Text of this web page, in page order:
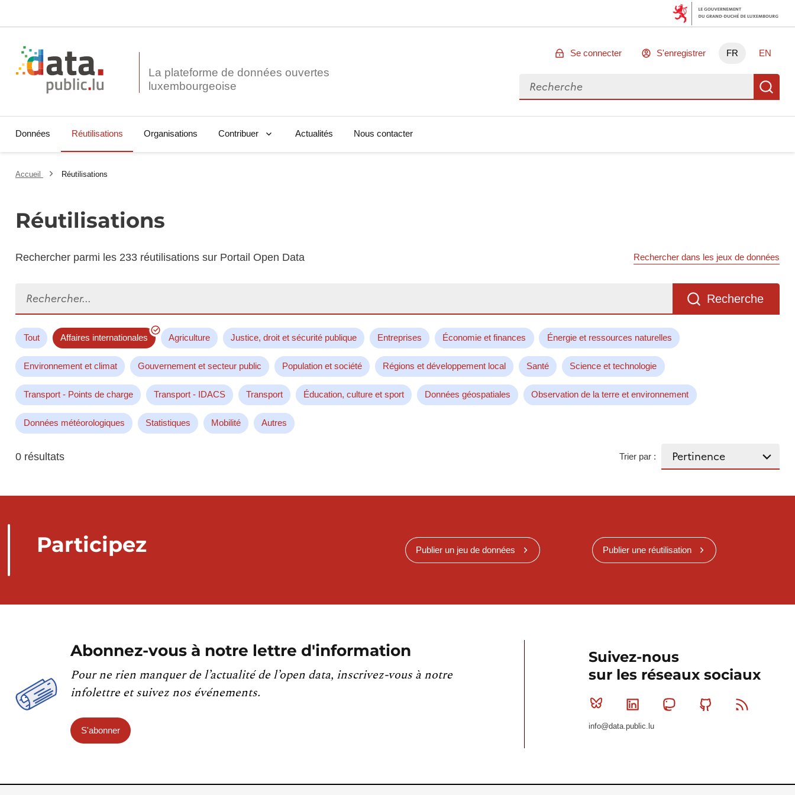
La plateforme de données ouvertes
Se connecter S'enregistrer FR EN
Rechercher des données
Données Réutilisations Organisations Contribuer Actualités Nous contacter
Accueil Réutilisations
Réutilisations
Rechercher parmi les 233 réutilisations sur Portail Open Data Rechercher dans les jeux de données
Recherche
Tout Affaires internationales Agriculture Justice, droit et sécurité publique Entreprises Économie et finances Énergie et ressources naturelles
Environnement et climat Gouvernement et secteur public Population et société Régions et développement local Santé Science et technologie
Transport - Points de charge Transport - IDACS Transport Éducation, culture et sport Données géospatiales Observation de la terre et environnement
Données météorologiques Statistiques Mobilité Autres
0 résultats Trier par :
Participez Publier un jeu de données Publier une réutilisation
Abonnez-vous à notre lettre d'information
Pour ne rien manquer de l’actualité de l’open data, inscrivez-vous à notre
infolettre et suivez nos événements.
S'abonner
Suivez-nous
sur les réseaux sociaux
Bluesky Linkedin MastodonGithub
info@data.public.lu